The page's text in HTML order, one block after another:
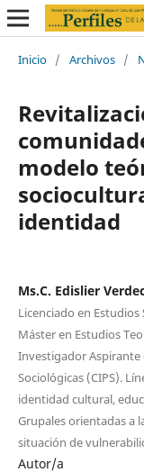
Inicio / Archivos /
modelo
identidad
Ms.C. Edislier
Licenciado en
Máster en Estudios
Investigador Aspirante
Sociológicas (CIPS).
identidad cultural,
Grupales orientadas a
situación de
Autor/a